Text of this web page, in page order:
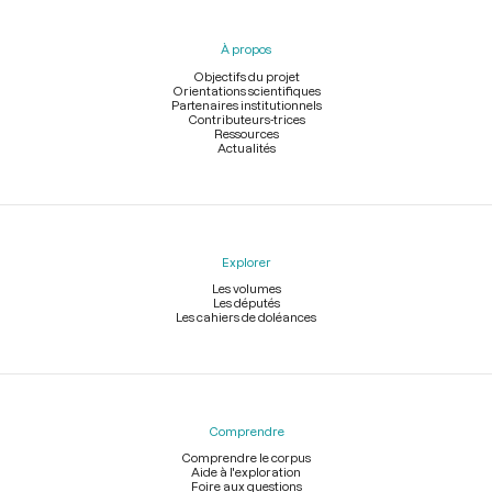
À propos
Objectifs du projet
Orientations scientifiques
Partenaires institutionnels
Contributeurs-trices
Ressources
Actualités
Explorer
Les volumes
Les députés
Les cahiers de doléances
Comprendre
Comprendre le corpus
Aide à l'exploration
Foire aux questions